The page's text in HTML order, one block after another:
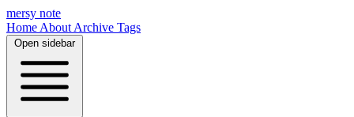
mersy note
Home About Archive Tags
Open sidebar